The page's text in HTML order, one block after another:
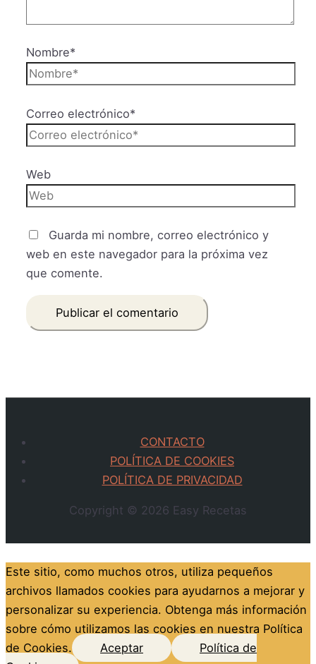
Nombre*
Correo electrónico*
Web
Guarda mi nombre, correo electrónico y
web en este navegador para la próxima vez
que comente.
CONTACTO
POLÍTICA DE COOKIES
POLÍTICA DE PRIVACIDAD
Copyright © 2026 Easy Recetas
Este sitio, como muchos otros, utiliza pequeños
archivos llamados cookies para ayudarnos a mejorar y
personalizar su experiencia. Obtenga más información
sobre cómo utilizamos las cookies en nuestra Política
de Cookies.
Aceptar
Política de